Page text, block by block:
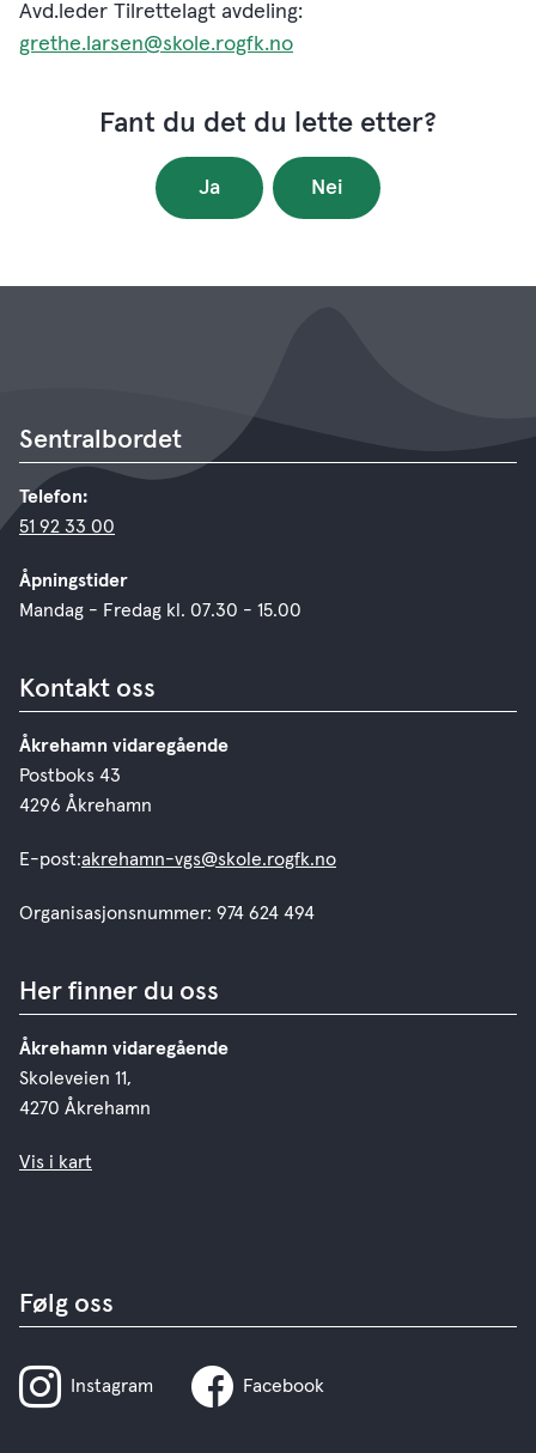
Avd.leder Tilrettelagt avdeling:
grethe.larsen@skole.rogfk.no
Fant du det du lette etter?
Ja Nei
Sentralbordet
Telefon:
51 92 33 00
Åpningstider
Mandag - Fredag kl. 07.30 - 15.00
Kontakt oss
Åkrehamn vidaregående
Postboks 43
4296 Åkrehamn
E-post:akrehamn-vgs@skole.rogfk.no
Organisasjonsnummer: 974 624 494
Her finner du oss
Åkrehamn vidaregående
Skoleveien 11,
4270 Åkrehamn
Vis i kart
Følg oss
Instagram Facebook